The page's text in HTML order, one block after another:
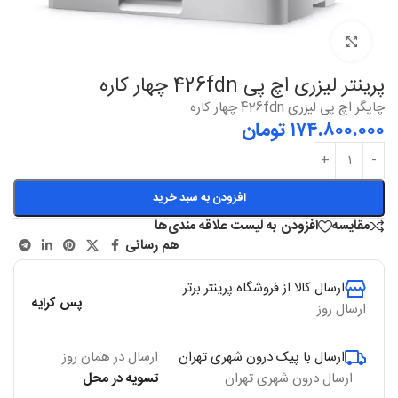
پرینتر لیزری اچ پی 426fdn چهار کاره
چاپگر اچ پی لیزری 426fdn چهار کاره
۱۷۴.۸۰۰.۰۰۰تومان
افزودن به سبد خرید
مقایسه
افزودن به لیست علاقه مندی‌ها
هم رسانی
ارسال کالا از فروشگاه پرینتر برتر
ارسال روز
پس کرایه
ارسال با پیک درون شهری تهران
ارسال درون شهری تهران
ارسال در همان روز
تسویه در محل